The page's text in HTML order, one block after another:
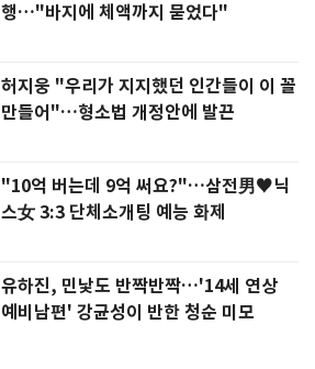
행…"바지에 체액까지 묻었다"
허지웅 "우리가 지지했던 인간들이 이 꼴
만들어"…형소법 개정안에 발끈
"10억 버는데 9억 써요?"…삼전男♥닉
스女 3:3 단체소개팅 예능 화제
유하진, 민낯도 반짝반짝…'14세 연상
예비남편' 강균성이 반한 청순 미모